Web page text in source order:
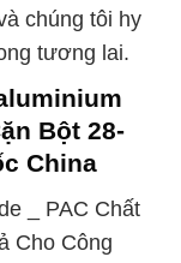
chúng tôi hy
tương lai.
Bột 28-
China
_ PAC Chất
Cho Công